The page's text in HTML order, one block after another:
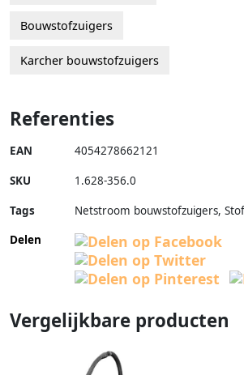
Bouwstofzuigers
Karcher bouwstofzuigers
Referenties
EAN 4054278662121
SKU 1.628-356.0
Tags
Netstroom bouwstofzuigers,
Delen
Vergelijkbare producten